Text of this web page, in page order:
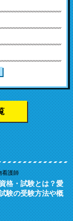
看護師
格・試験とは？愛
験の受験方法や概